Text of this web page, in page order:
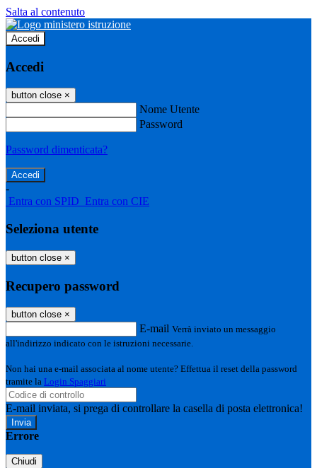
Salta al contenuto
Accedi
Accedi
button close ×
Nome Utente
Password
Password dimenticata?
-
Entra con SPID Entra con CIE
Seleziona utente
button close ×
Recupero password
button close ×
E-mail Verrà inviato un messaggio
all'indirizzo indicato con le istruzioni necessarie.
Non hai una e-mail associata al nome utente? Effettua il reset della password
tramite la Login Spaggiari
E-mail inviata, si prega di controllare la casella di posta elettronica!
Errore
Chiudi